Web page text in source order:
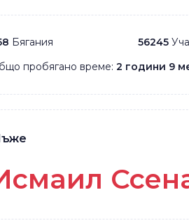
Бягания 56245
пробягано време: 2 години 9